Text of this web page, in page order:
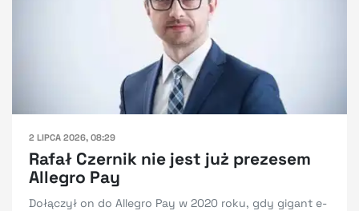
2 LIPCA 2026, 08:29
Rafał Czernik nie jest już prezesem
Allegro Pay
Dołączył on do Allegro Pay w 2020 roku, gdy gigant e-